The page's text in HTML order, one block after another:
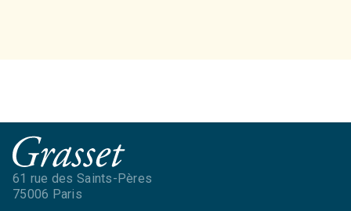
61 rue des Saints-Pères
75006 Paris